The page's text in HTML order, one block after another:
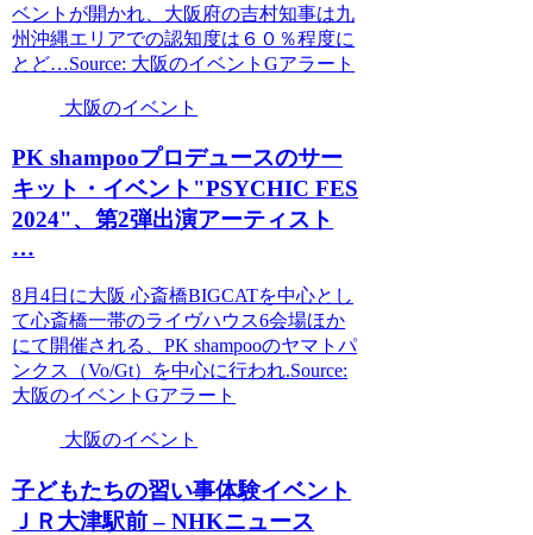
ベントが開かれ、大阪府の吉村知事は九
州沖縄エリアでの認知度は６０％程度に
とど…Source: 大阪のイベントGアラート
大阪のイベント
PK shampooプロデュースのサー
キット・ イベント "PSYCHIC FES
2024"、第2弾出演アーティスト
…
8月4日に大阪 心斎橋BIGCATを中心とし
て心斎橋一帯のライヴハウス6会場ほか
にて開催される、PK shampooのヤマトパ
ンクス（Vo/Gt）を中心に行われ.Source:
大阪のイベントGアラート
大阪のイベント
子どもたちの習い事体験イベント
ＪＲ大津駅前 – NHKニュース